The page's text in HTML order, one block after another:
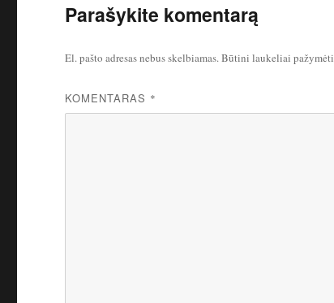
Parašykite komentarą
El. pašto adresas nebus skelbiamas.Būtini laukeliai pažymėti
KOMENTARAS *